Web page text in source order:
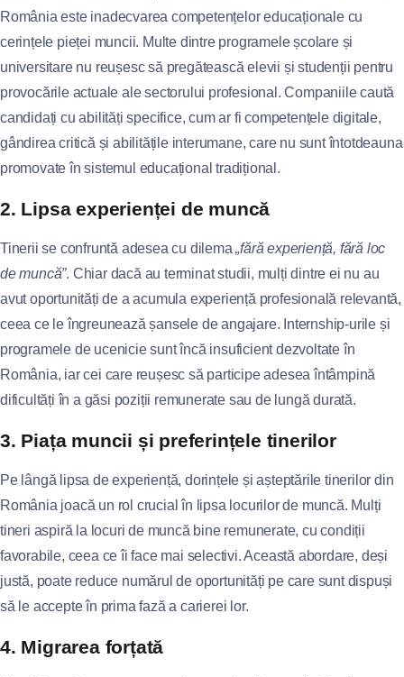
România este inadecvarea competențelor educaționale cu
cerințele pieței muncii. Multe dintre programele școlare și
universitare nu reușesc să pregătească elevii și studenții pentru
provocările actuale ale sectorului profesional. Companiile caută
candidați cu abilități specifice, cum ar fi competențele digitale,
gândirea critică și abilitățile interumane, care nu sunt întotdeauna
promovate în sistemul educațional tradițional.
2. Lipsa experienței de muncă
Tinerii se confruntă adesea cu dilema„fără experiență, fără loc
de muncă”. Chiar dacă au terminat studii, mulți dintre ei nu au
avut oportunități de a acumula experiență profesională relevantă,
ceea ce le îngreunează șansele de angajare. Internship-urile și
programele de ucenicie sunt încă insuficient dezvoltate în
România, iar cei care reușesc să participe adesea întâmpină
dificultăți în a găsi poziții remunerate sau de lungă durată.
3. Piața muncii și preferințele tinerilor
Pe lângă lipsa de experiență, dorințele și așteptările tinerilor din
România joacă un rol crucial în lipsa locurilor de muncă. Mulți
tineri aspiră la locuri de muncă bine remunerate, cu condiții
favorabile, ceea ce îi face mai selectivi. Această abordare, deși
justă, poate reduce numărul de oportunități pe care sunt dispuși
să le accepte în prima fază a carierei lor.
4. Migrarea forțată